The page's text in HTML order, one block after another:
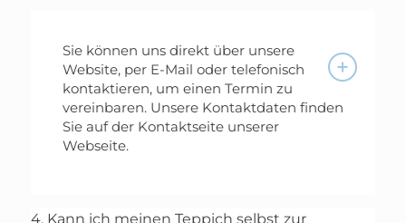
Sie können uns direkt über unsere
Website, per E-Mail oder telefonisch
kontaktieren, um einen Termin zu
vereinbaren. Unsere Kontaktdaten finden
Sie auf der Kontaktseite unserer
Webseite.
4. Kann ich meinen Teppich selbst zur